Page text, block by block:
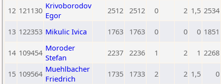
12 121130 Krivoborodov
Egor
2512 2512 0 2 1,5 2534
13 122353 Mikulic Ivica 1763 1763 0 0 0 1851
14 109454 Moroder
Stefan
2237 2236 1 2 1 2268
15 109564 Muehlbacher
Friedrich
1735 1733 2 2 1,5 0